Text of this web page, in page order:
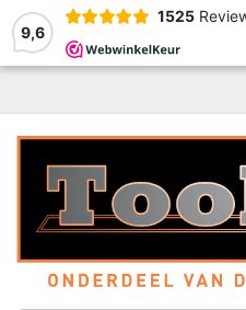
9,6
1525